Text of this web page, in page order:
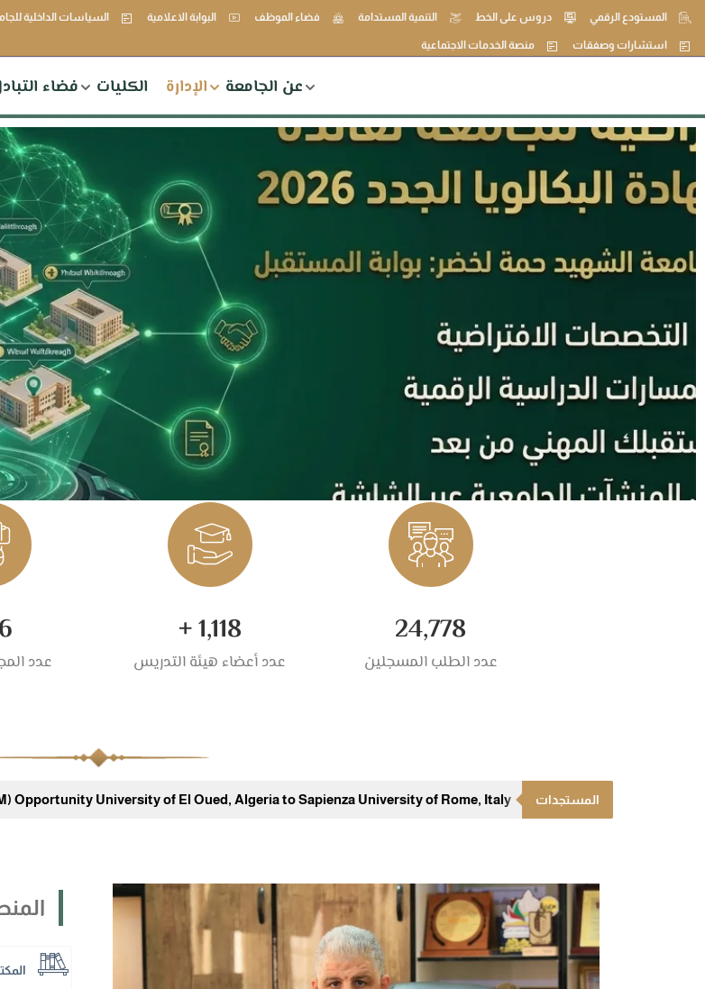
المستودع الرقمي دروس على الخط التنمية المستدامة فضاء الموظف البوابة الاعلامية السياسات الداخلية
استشارات وصفقات منصة الخدمات الاجتماعية
عن الجامعة الإدارة الكليات فضاء
24,778
عدد الطلب المسجلين
1,118
+
عدد أعضاء هيئة التدريس عدد
المستجدات Opportunity University of El Oued, Algeria to Sapienza University of Rome, Italy